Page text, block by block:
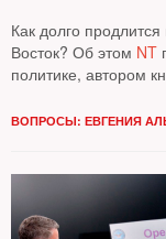
Как долго
Восток? Об этом NT
политике, автором
Шарпом
ВОПРОСЫ: ЕВГЕНИЯ